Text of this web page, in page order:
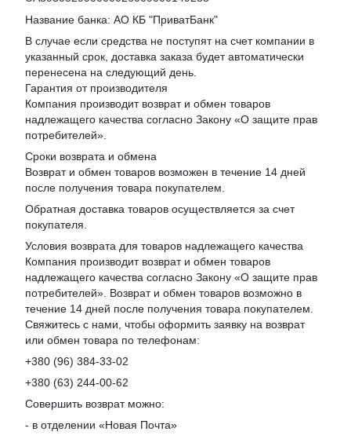
Название банка: АО КБ "ПриватБанк"
В случае если средства не поступят на счет компании в
указанный срок, доставка заказа будет автоматически
перенесена на следующий день.
Гарантия от производителя
Компания производит возврат и обмен товаров
надлежащего качества согласно Закону «О защите прав
потребителей».
Сроки возврата и обмена
Возврат и обмен товаров возможен в течение 14 дней
после получения товара покупателем.
Обратная доставка товаров осуществляется за счет
покупателя.
Условия возврата для товаров надлежащего качества
Компания производит возврат и обмен товаров
надлежащего качества согласно Закону «О защите прав
потребителей». Возврат и обмен товаров возможно в
течение 14 дней после получения товара покупателем.
Свяжитесь с нами, чтобы оформить заявку на возврат
или обмен товара по телефонам:
+380 (96) 384-33-02
+380 (63) 244-00-62
Совершить возврат можно:
- в отделении «Новая Почта»